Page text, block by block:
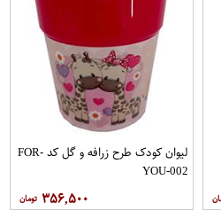
لیوان کودک طرح زرافه و گل کد FOR-
YOU-002
۳۵۶,۵۰۰